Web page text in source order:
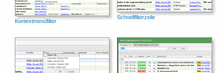
Kontextmenüfilter
Schnellfilterzeile